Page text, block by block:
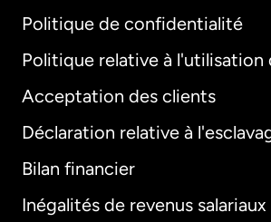
Politique de confidentialité
Politique relative à l'utilisation
Acceptation des clients
Déclaration relative à
Bilan financier
Inégalités de revenus
International